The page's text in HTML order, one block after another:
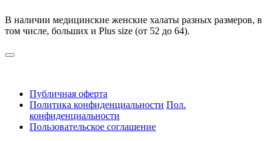
В наличии медицинские женские халаты разных размеров, в
том числе, больших и Plus size (от 52 до 64).
Публичная оферта
Политика конфиденциальности Пол.
конфиденциальности
Пользовательское соглашение